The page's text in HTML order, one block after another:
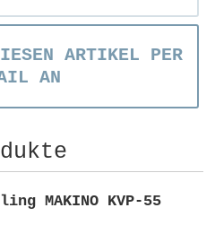
ARTIKEL PER
AN
MAKINO KVP-55